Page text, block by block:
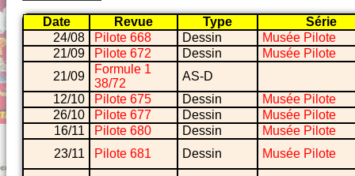
Date Revue Type
Série
24/08
Pilote 668 Dessin
Musée Pilote
21/09
Pilote 672 Dessin
Musée Pilote
21/09
Formule 1
38/72
AS-D
12/10
Pilote 675 Dessin
Musée Pilote
26/10
Pilote 677 Dessin
Musée Pilote
16/11
Pilote 680 Dessin
Musée Pilote
23/11
Pilote 681 Dessin Musée Pilote